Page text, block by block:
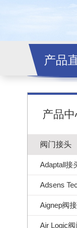
产品
产品
阀门接头
Adaptall接
Adsens
Aignep阀
Air Logic